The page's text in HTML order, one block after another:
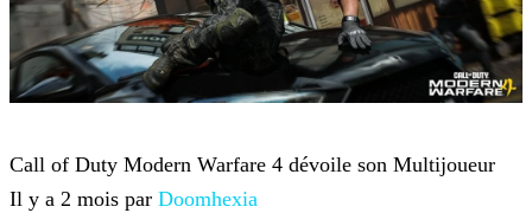
Call of Duty Modern Warfare 4 dévoile son Multijoueur
Il y a 2 mois par Doomhexia